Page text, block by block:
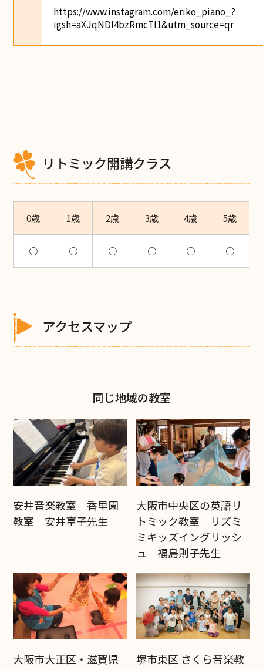
https://www.instagram.com/eriko_piano_?
igsh=aXJqNDI4bzRmcTl1&utm_source=qr
リトミック開講クラス
0歳 1歳 2歳 3歳 4歳 5歳
○ ○ ○ ○ ○ ○
アクセスマップ
同じ地域の教室
安井音楽教室 香里園
教室 安井享子先生
大阪市中央区の英語リ
トミック教室 リズミ
ミキッズイングリッシ
ュ 福島則子先生
大阪市大正区・滋賀県
堺市東区 さくら音楽教